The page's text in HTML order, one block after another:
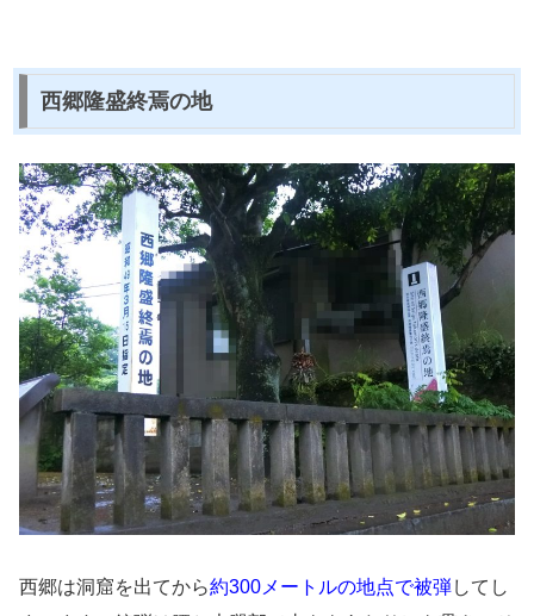
西郷隆盛終焉の地
西郷は洞窟を出てから約300メートルの地点で被弾してし